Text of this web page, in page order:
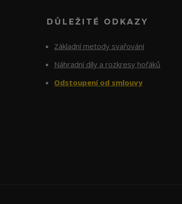
DŮLEŽITÉ ODKAZY
Základní metody svařování
Náhradní díly a rozkresy hořáků
Odstoupení od smlouvy